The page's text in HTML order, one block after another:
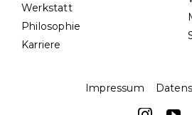
Werkstatt
Philosophie
Karriere
Impressum